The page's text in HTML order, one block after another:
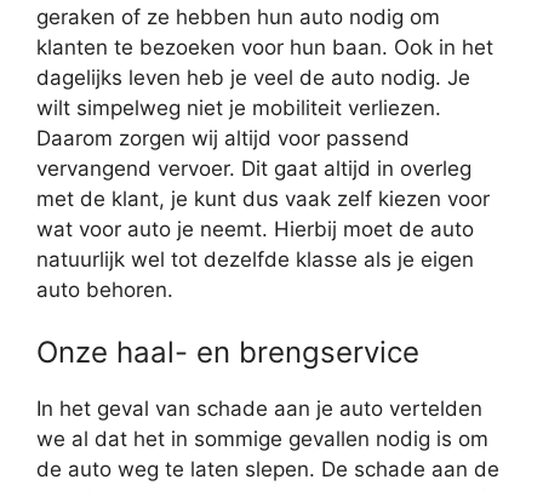
geraken of ze hebben hun auto nodig om
klanten te bezoeken voor hun baan. Ook in het
dagelijks leven heb je veel de auto nodig. Je
wilt simpelweg niet je mobiliteit verliezen.
Daarom zorgen wij altijd voor passend
vervangend vervoer. Dit gaat altijd in overleg
met de klant, je kunt dus vaak zelf kiezen voor
wat voor auto je neemt. Hierbij moet de auto
natuurlijk wel tot dezelfde klasse als je eigen
auto behoren.
Onze haal- en brengservice
In het geval van schade aan je auto vertelden
we al dat het in sommige gevallen nodig is om
de auto weg te laten slepen. De schade aan de